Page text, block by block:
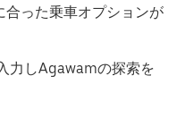
った乗車オプションが
力しAgawamの探索を